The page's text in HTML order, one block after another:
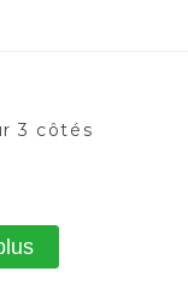
3 côtés